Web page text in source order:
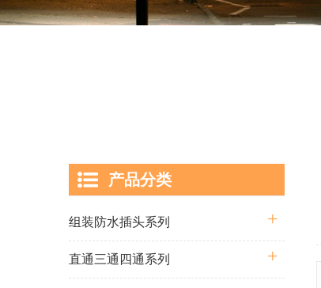
产品分类
组装防水插头系列
直通三通四通系列